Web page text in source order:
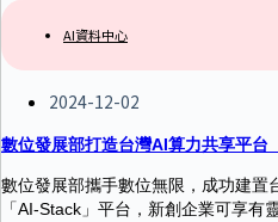
AI資料中心
2024-12-02
數位發展部打造台灣AI算力共享平
數位發展部攜手數位無限，成功建置
「AI-Stack」平台，新創企業可享有